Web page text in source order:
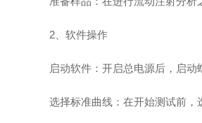
2、软件操作
启动软件：开启总电源后，启动蠕
选择标准曲线：在开始测试前，